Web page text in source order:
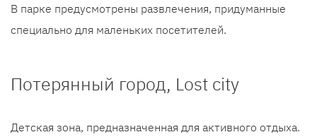
В парке предусмотрены развлечения, придуманные
специально для маленьких посетителей.
Потерянный город, Lost city
Детская зона, предназначенная для активного отдыха.